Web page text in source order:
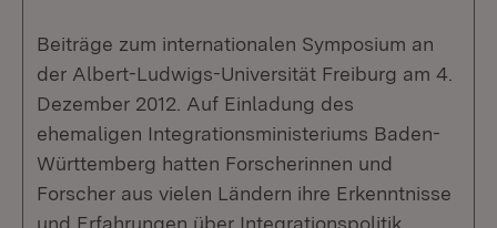
Beiträge zum internationalen Symposium an
der Albert-Ludwigs-Universität Freiburg am 4.
Dezember 2012. Auf Einladung des
ehemaligen Integrationsministeriums Baden-
Württemberg hatten Forscherinnen und
Forscher aus vielen Ländern ihre Erkenntnisse
und Erfahrungen über Integrationspolitik